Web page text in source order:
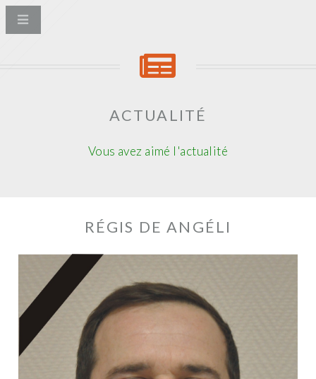
ACTUALITÉ
Vous avez aimé l'actualité
RÉGIS DE ANGÉLI